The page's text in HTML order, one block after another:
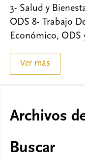
3- Salud y
ODS 8- Trabajo
Económico,
Ver más
Archivos
Buscar